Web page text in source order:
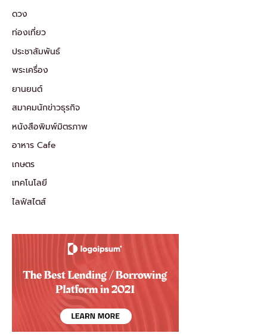
ดวง
ท่องเที่ยว
ประชาสัมพันธ์
พระเครื่อง
ยานยนต์
สมาคมนักข่าวธุรกิจ
หนังสือพิมพ์มิตรภาพ
อาหาร Cafe
เกษตร
เทคโนโลยี
ไลฟ์สไตส์